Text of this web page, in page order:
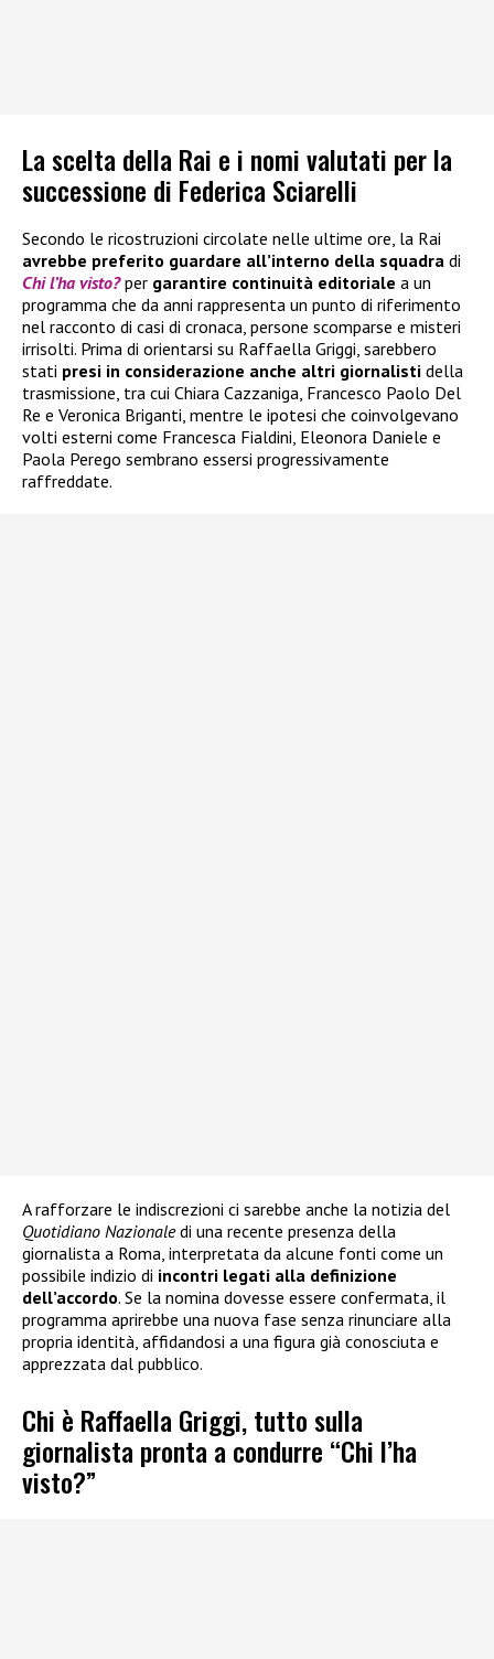
La scelta della Rai e i nomi valutati per la
successione di Federica Sciarelli
Secondo le ricostruzioni circolate nelle ultime ore, la Rai
avrebbe preferito guardare all’interno della squadra di
Chi l’ha visto? per garantire continuità editoriale a un
programma che da anni rappresenta un punto di riferimento
nel racconto di casi di cronaca, persone scomparse e misteri
irrisolti. Prima di orientarsi su Raffaella Griggi, sarebbero
stati presi in considerazione anche altri giornalisti della
trasmissione, tra cui Chiara Cazzaniga, Francesco Paolo Del
Re e Veronica Briganti, mentre le ipotesi che coinvolgevano
volti esterni come Francesca Fialdini, Eleonora Daniele e
Paola Perego sembrano essersi progressivamente
raffreddate.
A rafforzare le indiscrezioni ci sarebbe anche la notizia del
Quotidiano Nazionaledi una recente presenza della
giornalista a Roma, interpretata da alcune fonti come un
possibile indizio di incontri legati alla definizione
dell’accordo. Se la nomina dovesse essere confermata, il
programma aprirebbe una nuova fase senza rinunciare alla
propria identità, affidandosi a una figura già conosciuta e
apprezzata dal pubblico.
Chi è Raffaella Griggi, tutto sulla
giornalista pronta a condurre “Chi l’ha
visto?”